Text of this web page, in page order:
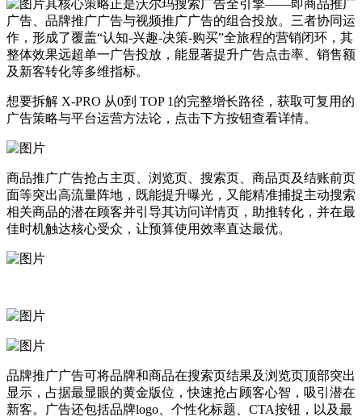
其核心策略正是沃尔玛搜索广告全引擎——即商品推广
广告、品牌推广广告与视频推广广告的组合投放。三者协同运
作，形成了覆盖“认知-兴趣-决策-购买”全旅程的营销闭环，其
整体效果远超单一广告投放，能显著提升广告点击率、销售额
及新客转化等多维指标。
想要拆解 X-PRO 从0到 TOP 1的完整增长路径，获取可复用的
广告策略与平台运营方法论，点击下方按钮查看详情。
商品推广广告抢占主页、浏览页、搜索页、商品页及结账前页
面等突出高流量阵地，既能提升曝光，又能精准捕捉主动搜索
相关商品的潜在顾客并引导其访问详情页，助推转化，并在最
佳时机触达核心受众，让预算使用效率直达最优。
品牌推广广告可将品牌和商品在搜索页结果及浏览页顶部突出
显示，占据最显眼的黄金版位，快速抢占顾客心智，吸引潜在
新客。广告还包括品牌logo、个性化标题、CTA按钮，以及最